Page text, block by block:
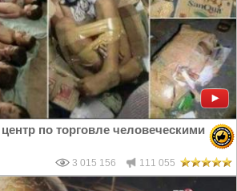
по торговле человеческими
3 015 156 111 055